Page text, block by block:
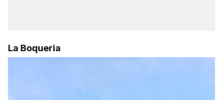
La Boqueria